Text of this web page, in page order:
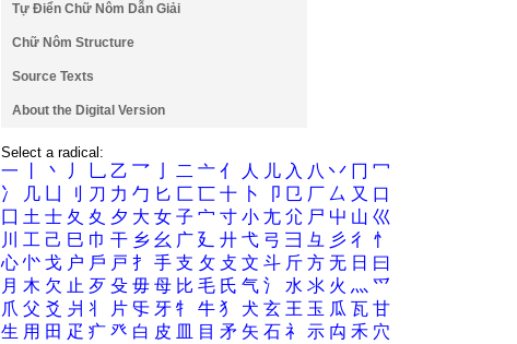
Tự Điển Chữ Nôm Dẫn Giải
Chữ Nôm Structure
Source Texts
About the Digital Version
Select a radical:
一 丶 丿 乚 乙 乛 二 亠 亻 人 儿 入 八 丷 冂 冖
冫
几 刂 刀 力 勹 匕 匚 匸 十 卜 卩 㔾 厂 厶 又 口
囗 土 士 夂 夊 夕 大 女 子 宀 寸 小 尢 尣 尸 屮 山 巛
川
工 己 巳 巾 干 乡 幺 广 廴 廾 弋 弓 彐 彑 彡 彳
忄
心 㣺 戈 户 戶 戸 扌 手 支 攵 攴 文 斗 斤 方 无 日 曰
月 木 欠 止 歹 殳 毋 母 比 毛 氏 气 氵 水 氺 火 灬 爫
爪 父 爻 爿 丬 片 㸦 牙 牜 牛 犭 犬 玄 王 玉 瓜 瓦 甘
生 用 田 疋 疒 癶 白 皮 皿 目 矛 矢 石 礻 示 禸 禾 穴